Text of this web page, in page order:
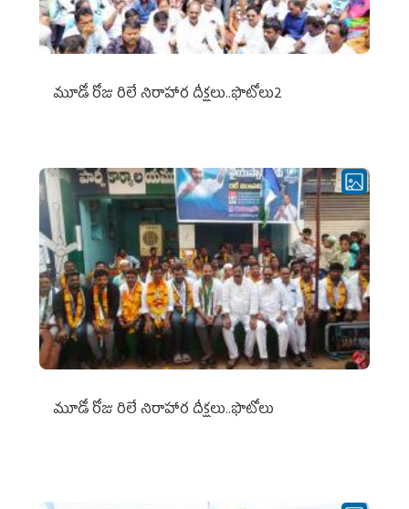
మూడో రోజు రిలే నిరాహార దీక్షలు..ఫొటోలు2
మూడో రోజు రిలే నిరాహార దీక్షలు..ఫొటోలు